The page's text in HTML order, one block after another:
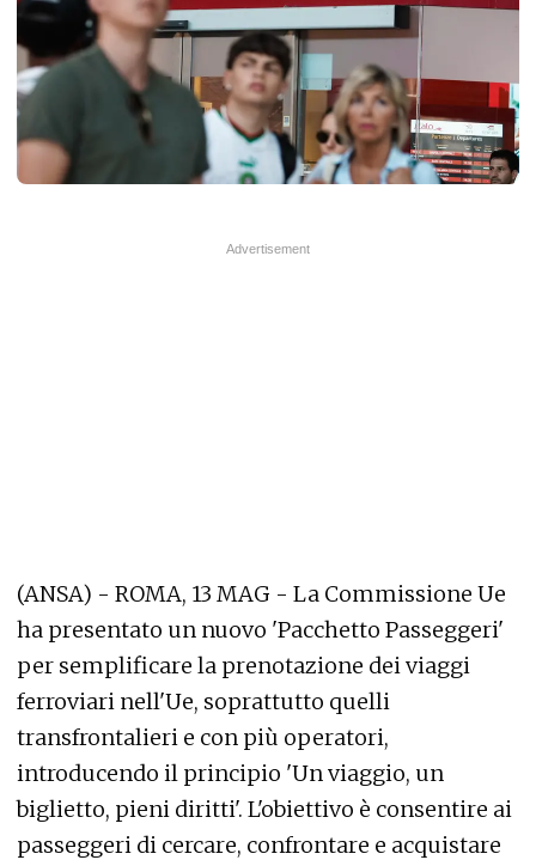
(ANSA) - ROMA, 13 MAG - La Commissione Ue
ha presentato un nuovo 'Pacchetto Passeggeri'
per semplificare la prenotazione dei viaggi
ferroviari nell'Ue, soprattutto quelli
transfrontalieri e con più operatori,
introducendo il principio 'Un viaggio, un
biglietto, pieni diritti'. L'obiettivo è consentire ai
passeggeri di cercare, confrontare e acquistare